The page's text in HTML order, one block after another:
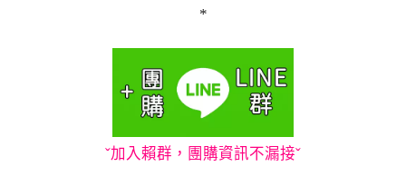
*
ˇ加入賴群，團購資訊不漏接ˇ